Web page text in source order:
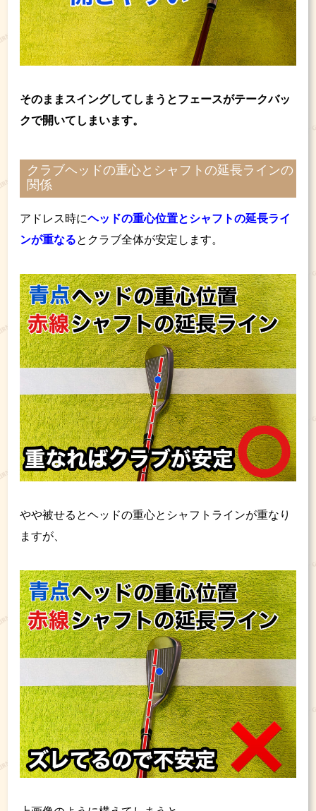
そのままスイングしてしまうとフェースがテークバッ
クで開いてしまいます。
クラブヘッドの重心とシャフトの延長ラインの
関係
アドレス時にヘッドの重心位置とシャフトの延長ライ
ンが重なるとクラブ全体が安定します。
やや被せるとヘッドの重心とシャフトラインが重なり
ますが、